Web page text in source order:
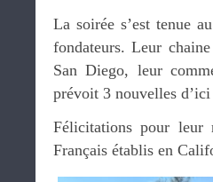
La soirée s’est tenue
fondateurs. Leur
San Diego, leur
prévoit 3 nouvelles
Félicitations pour leur
Français établis en